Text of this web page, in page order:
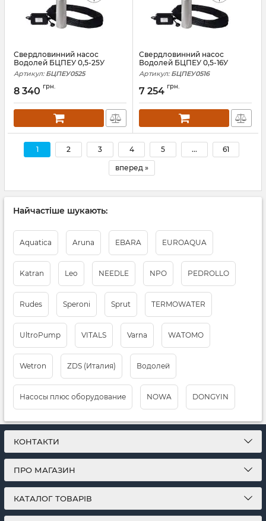
Свердловинний насос
Водолей БЦПЕУ 0,5-25У
Артикул: БЦПЕУ0525
8 340 грн.
Свердловинний насос
Водолей БЦПЕУ 0,5-16У
Артикул: БЦПЕУ0516
7 254 грн.
1 2 3 4 5 ... 61
вперед »
Найчастіше шукають:
Aquatica Aruna EBARA EUROAQUA
Katran Leo NEEDLE NPO PEDROLLO
Rudes Speroni Sprut TERMOWATER
UltrоPump VITALS Varna WATOMO
Wetron ZDS (Италия) Водолей
Насосы плюс оборудование NOWA DONGYIN
КОНТАКТИ
ПРО МАГАЗИН
КАТАЛОГ ТОВАРІВ